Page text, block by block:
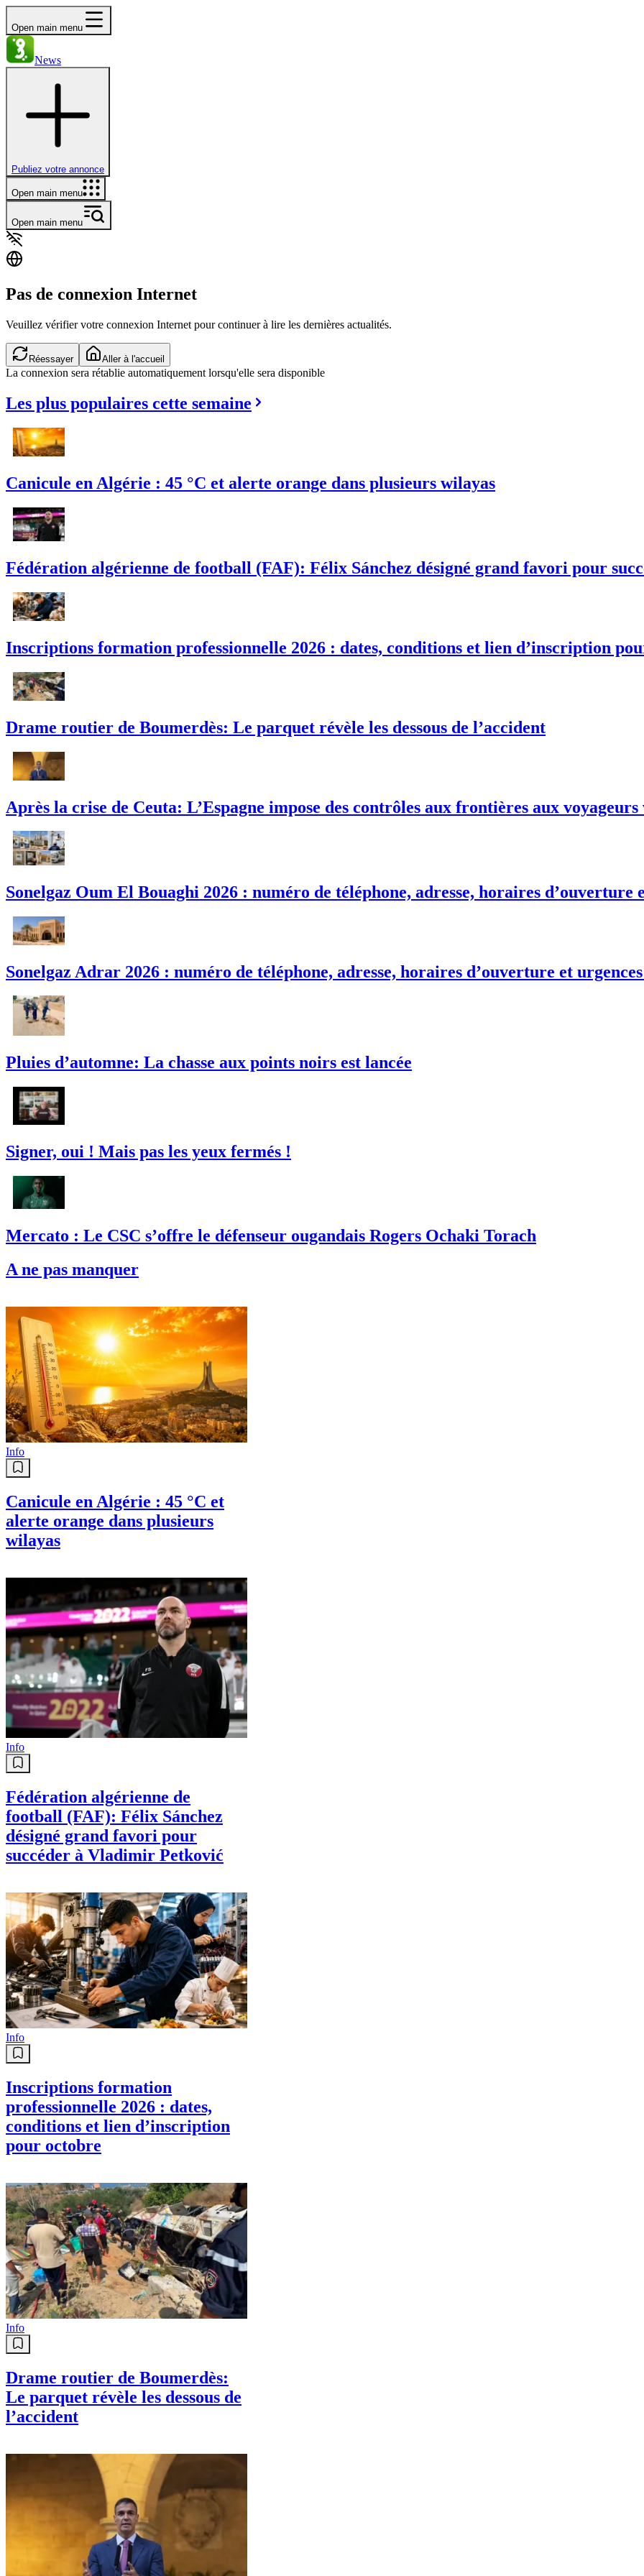
Open main menu
News
Publiez votre annonce
Open main menu
Open main menu
Pas de connexion Internet
Veuillez vérifier votre connexion Internet pour continuer à lire les dernières actualités.
Vérification de la connexion...
La connexion sera rétablie automatiquement lorsqu'elle sera disponible
Les plus populaires cette semaine
Canicule en Algérie : 45 °C et alerte orange dans plusieurs wilayas
Fédération algérienne de football (FAF): Félix Sánchez désigné grand favori pour
Inscriptions formation professionnelle 2026 : dates, conditions et lien d’inscription
Drame routier de Boumerdès: Le parquet révèle les dessous de l’accident
Après la crise de Ceuta: L’Espagne impose des contrôles aux frontières aux
Sonelgaz Oum El Bouaghi 2026 : numéro de téléphone, adresse, horaires d’ouverture
Sonelgaz Adrar 2026 : numéro de téléphone, adresse, horaires d’ouverture et
Pluies d’automne: La chasse aux points noirs est lancée
Signer, oui ! Mais pas les yeux fermés !
Mercato : Le CSC s’offre le défenseur ougandais Rogers Ochaki Torach
A ne pas manquer
Info
Canicule en Algérie : 45 °C et
alerte orange dans plusieurs
wilayas
Info
Fédération algérienne de
football (FAF): Félix Sánchez
désigné grand favori pour
succéder à Vladimir Petković
Info
Inscriptions formation
professionnelle 2026 : dates,
conditions et lien d’inscription
pour octobre
Info
Drame routier de Boumerdès:
Le parquet révèle les dessous de
l’accident